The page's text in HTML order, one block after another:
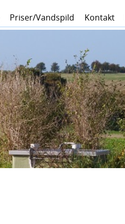
Priser/vandspild Kontakt